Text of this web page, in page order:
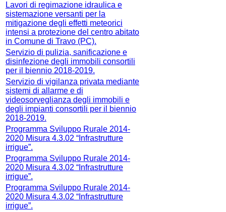
Lavori di regimazione idraulica e
sistemazione versanti per la
mitigazione degli effetti meteorici
intensi a protezione del centro abitato
in Comune di Travo (PC).
Servizio di pulizia, sanificazione e
disinfezione degli immobili consortili
per il biennio 2018-2019.
Servizio di vigilanza privata mediante
sistemi di allarme e di
videosorveglianza degli immobili e
degli impianti consortili per il biennio
2018-2019.
Programma Sviluppo Rurale 2014-
2020 Misura 4.3.02 “Infrastrutture
irrigue”.
Programma Sviluppo Rurale 2014-
2020 Misura 4.3.02 “Infrastrutture
irrigue”.
Programma Sviluppo Rurale 2014-
2020 Misura 4.3.02 “Infrastrutture
irrigue”.